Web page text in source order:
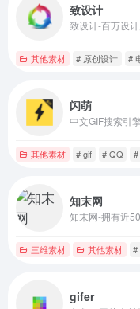
致设计
致设计-百万设
其他素材 # 原创设计 #
闪萌
中文GIF搜索引擎
其他素材 # gif # QQ
知末网
三维素材 其他素材 #
gifer